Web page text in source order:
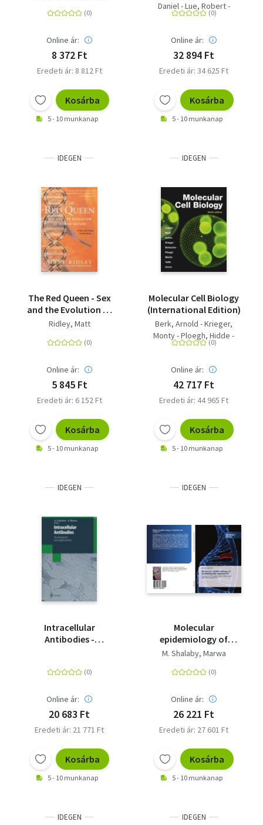
Online ár:
8 372 Ft
Eredeti ár: 8 812 Ft
Kosárba
5 - 10 munkanap
Daniel - Lue, Robert -
Michael, Melissa - Morris,
Online ár:
32 894 Ft
Eredeti ár: 34 625 Ft
Kosárba
5 - 10 munkanap
IDEGEN
The Red Queen - Sex
and the Evolution of
Human Nature
Ridley, Matt
Online ár:
5 845 Ft
Eredeti ár: 6 152 Ft
Kosárba
5 - 10 munkanap
IDEGEN
Molecular Cell Biology
(International Edition)
Berk, Arnold - Krieger,
Monty - Ploegh, Hidde -
Yaffe, Michael - Martin,
Amon, Angelika - Lodish,
Harvey - Bretscher,
Anthony
Online ár:
42 717 Ft
Eredeti ár: 44 965 Ft
Kosárba
5 - 10 munkanap
IDEGEN
Intracellular
Antibodies -
Online ár:
20 683 Ft
Eredeti ár: 21 771 Ft
Kosárba
5 - 10 munkanap
IDEGEN
Molecular
epidemiology of
Acinetobacter
approach to current
outbreak
investigations
M. Shalaby, Marwa
Online ár:
26 221 Ft
Eredeti ár: 27 601 Ft
Kosárba
5 - 10 munkanap
IDEGEN IDEGEN